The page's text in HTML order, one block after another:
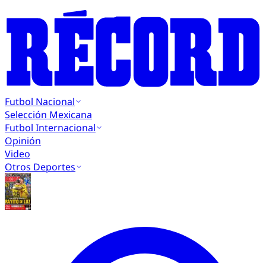
Futbol Nacional
Selección Mexicana
Futbol Internacional
Opinión
Video
Otros Deportes